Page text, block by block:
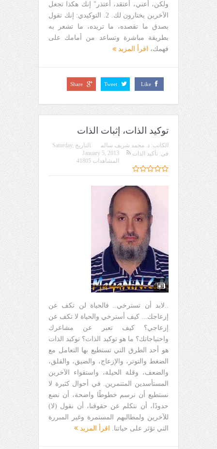
ولكن، أعني، أعتقد، أعتذر" إنك هكذا تجعل
الآخرين يختارون لك. 2. التوكيدي: إنك تقول
بصدق ما تقصده، ما تريده، ما تشعر به
بطريقة مباشرة وتساعد من أمامك على
فهمك،
اقرأ المزيد
Like
Tweet
Share
توكيد الذات، إثبات الذات
الكاتب: د. محمد شريف سالم التاريخ Saturday,
January 5, 2013
في: تأكيد الذات
المشاهدات 41805
..لابد أن تسترخي.. فالحياة لن تكف عن
إزعاجك... كيف أسترخي والحياة لا تكف عن
إزعاجي؟ كيف تعبر عن مشاعرك
واحتياجاتك؟ ما هو توكيد الذات؟ توكيد الذات
هو أحد الطرق التي تستطيع بها التعامل مع
الضغط والتوتر، والإزعاج، والضيق، والقلق،
والضعف، وقلة الحيلة، واستقواء الآخرين
المستأسدين المتنمرين. في أحوال كثيرة لا
نستطيع أن نرسم خطوطًا واضحة، أن نضع
حدودًا، أن نتكلم عن حقوقنا، أن نقول (لا)
للآخرين ولمطالبهم المستمرة وغير المبررة
التي تؤثر على حياتنا. اقرأ المزيد